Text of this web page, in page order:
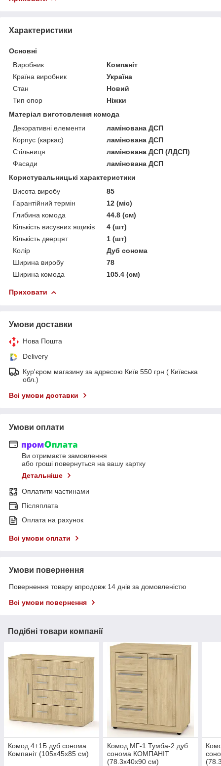
Характеристики
Основні
Виробник
Компаніт
Країна виробник
Україна
Стан
Новий
Тип опор
Ніжки
Матеріал виготовлення комода
Декоративні елементи
ламінована ДСП
Корпус (каркас)
ламінована ДСП
Стільниця
ламінована ДСП (ЛДСП)
Фасади
ламінована ДСП
Користувальницькі характеристики
Висота виробу
85
Гарантійний термін
12 (міс)
Глибина комода
44.8 (см)
Кількість висувних ящиків
4 (шт)
Кількість дверцят
1 (шт)
Колір
Дуб сонома
Ширина виробу
78
Ширина комода
105.4 (см)
Приховати
Умови доставки
Нова Пошта
Delivery
Кур'єром магазину за адресою Київ 550 грн ( Київська
обл.)
Всі умови доставки
Умови оплати
Ви отримаєте замовлення
або гроші повернуться на вашу картку
Детальніше
Оплатити частинами
Післяплата
Оплата на рахунок
Всі умови оплати
Умови повернення
Повернення товару впродовж 14 днів за домовленістю
Всі умови повернення
Подібні товари компанії
Комод 4+1Б дуб сонома
Компаніт (105х45х85 см)
Комод МГ-1 Тумба-2 дуб
сонома КОМПАНІТ
(78.3х40х90 см)